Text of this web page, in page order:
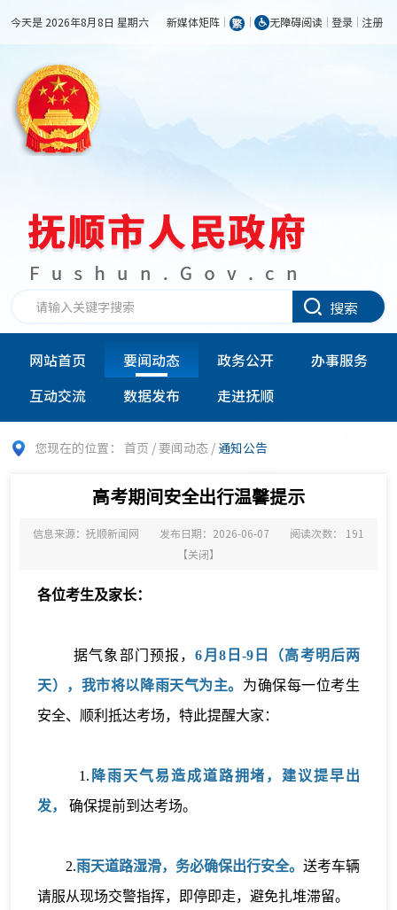
今天是 2026年8月8日 星期六 新媒体矩阵 无障碍阅读 登录 注册
搜索
网站首页 要闻动态 政务公开
办事服务
互动交流
数据发布 走进抚顺
您现在的位置： 首页 / 要闻动态 / 通知公告
高考期间安全出行温馨提示
信息来源：抚顺新闻网 发布日期：2026-06-07 阅读次数： 191
【关闭】
各位考生及家长：
据气象部门预报，6月8日-9日（高考明后两
天），我市将以降雨天气为主。 为确保每一位考生
安全、顺利抵达考场，特此提醒大家：
1. 降雨天气易造成道路拥堵，建议提早出
发，
确保提前到达考场。
2.雨天道路湿滑，务必确保出行安全。 送考车辆
请服从现场交警指挥，即停即走，避免扎堆滞留。